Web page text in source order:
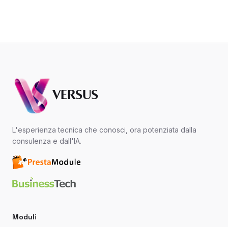
VERSUS
L'esperienza tecnica che conosci, ora potenziata dalla
consulenza e dall'IA.
Moduli